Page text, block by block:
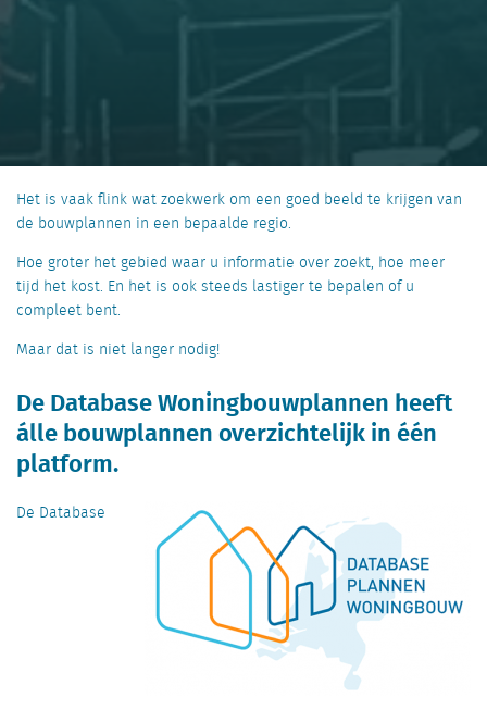
Het is vaak flink wat zoekwerk om een goed beeld te krijgen van
de bouwplannen in een bepaalde regio.
Hoe groter het gebied waar u informatie over zoekt, hoe meer
tijd het kost. En het is ook steeds lastiger te bepalen of u
compleet bent.
Maar dat is niet langer nodig!
De Database Woningbouwplannen heeft
álle bouwplannen overzichtelijk in één
platform.
De Database